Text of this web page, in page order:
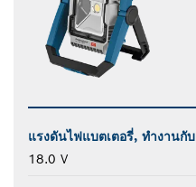
แรงดันไฟแบตเตอรี่, ทำงานกับ
18.0 V